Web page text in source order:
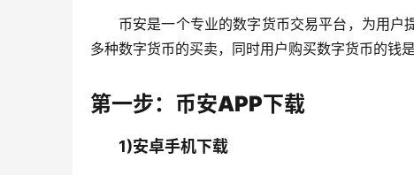
币安是一个专业的数字货币交易平台，为用
多种数字货币的买卖，同时用户购买数字货币的钱
第一步：币安APP下载
1)安卓手机下载